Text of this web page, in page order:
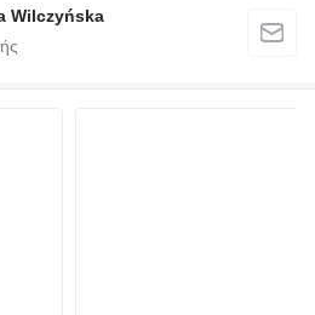
Wilczyńska